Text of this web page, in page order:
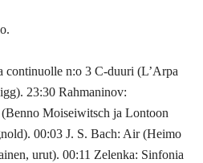
continuolle n:o 3 C-duuri (L’Arpa
23:30 Rahmaninov:
Moiseiwitsch ja Lontoon
00:03 J. S. Bach: Air (Heimo
urut). 00:11 Zelenka: Sinfonia